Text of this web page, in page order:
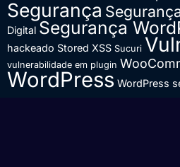
Segurança
Digital Segurança
hackeado Stored XSS Sucuri
vulnerabilidade em plugin
WordPress WordPress